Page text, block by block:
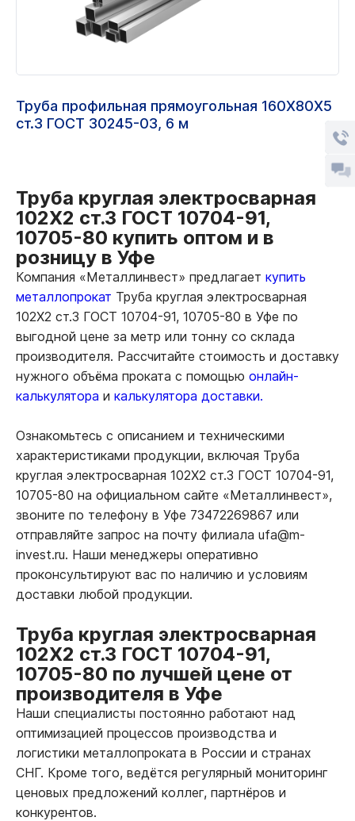
Труба профильная прямоугольная 160Х80Х5
ст.3 ГОСТ 30245-03, 6 м
Труба круглая электросварная
102Х2 ст.3 ГОСТ 10704-91,
10705-80 купить оптом и в
розницу в Уфе
Компания «Металлинвест» предлагает купить
металлопрокат Труба круглая электросварная
102Х2 ст.3 ГОСТ 10704-91, 10705-80 в Уфе по
выгодной цене за метр или тонну со склада
производителя. Рассчитайте стоимость и доставку
нужного объёма проката с помощью онлайн-
калькулятора и калькулятора доставки.
Ознакомьтесь с описанием и техническими
характеристиками продукции, включая Труба
круглая электросварная 102Х2 ст.3 ГОСТ 10704-91,
10705-80 на официальном сайте «Металлинвест»,
звоните по телефону в Уфе 73472269867 или
отправляйте запрос на почту филиала ufa@m-
invest.ru. Наши менеджеры оперативно
проконсультируют вас по наличию и условиям
доставки любой продукции.
Труба круглая электросварная
102Х2 ст.3 ГОСТ 10704-91,
10705-80 по лучшей цене от
производителя в Уфе
Наши специалисты постоянно работают над
оптимизацией процессов производства и
логистики металлопроката в России и странах
СНГ. Кроме того, ведётся регулярный мониторинг
ценовых предложений коллег, партнёров и
конкурентов.